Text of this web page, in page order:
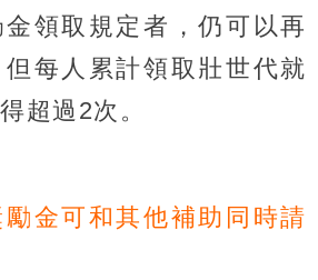
領取規定者，仍可以再
每人累計領取壯世代就
超過2次。
金可和其他補助同時請